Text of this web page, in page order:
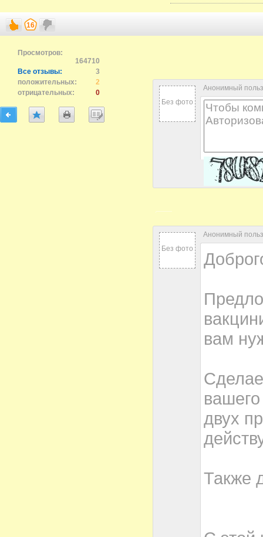
16
Просмотров:
164710
Все отзывы:
3
положительных:
2
отрицательных:
0
Без фото
Анонимный
Без фото
Анонимный
вам
двух
Также